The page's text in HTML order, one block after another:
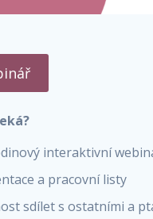
interaktivní
a pracovní listy
sdílet s ostatními a